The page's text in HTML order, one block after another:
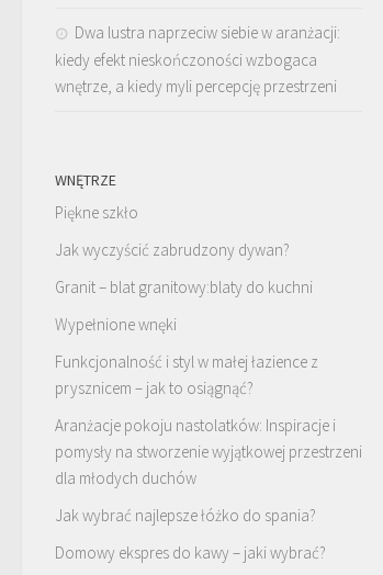
Dwa lustra naprzeciw siebie w aranżacji:
kiedy efekt nieskończoności wzbogaca
wnętrze, a kiedy myli percepcję przestrzeni
WNĘTRZE
Piękne szkło
Jak wyczyścić zabrudzony dywan?
Granit – blat granitowy:blaty do kuchni
Wypełnione wnęki
Funkcjonalność i styl w małej łazience z
prysznicem – jak to osiągnąć?
Aranżacje pokoju nastolatków: Inspiracje i
pomysły na stworzenie wyjątkowej przestrzeni
dla młodych duchów
Jak wybrać najlepsze łóżko do spania?
Domowy ekspres do kawy – jaki wybrać?